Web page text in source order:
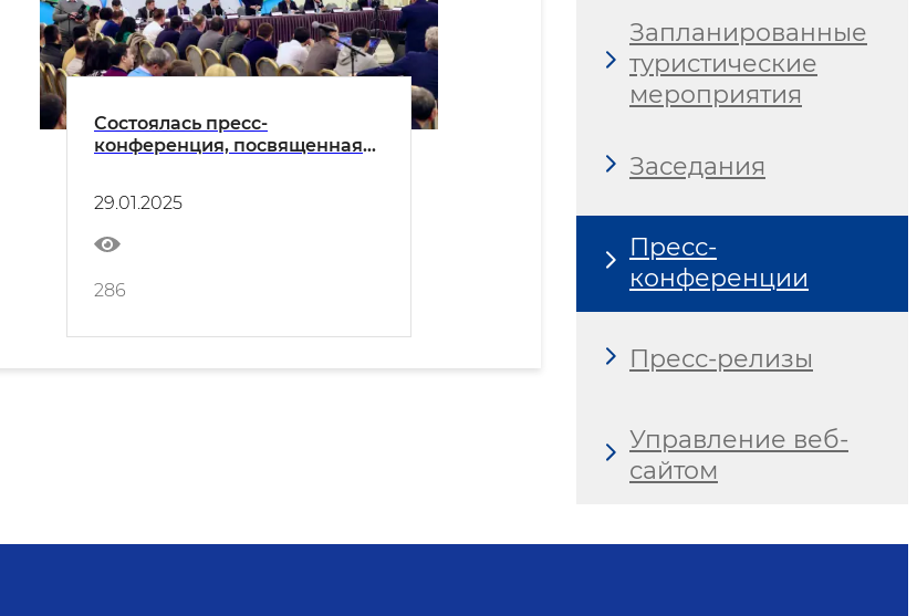
Состоялась пресс-
конференция, посвященная
29.01.2025
286
Запланированные
туристические
мероприятия
Заседания
Пресс-
конференции
Пресс-релизы
Управление веб-
сайтом